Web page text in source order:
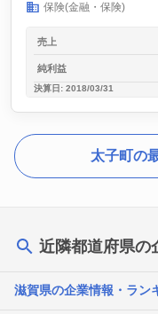
保険(金融・保険)
売上
純利益
決算日: 2018/03/31
太子町の
近隣都道府県の
滋賀県の企業情報・ラン